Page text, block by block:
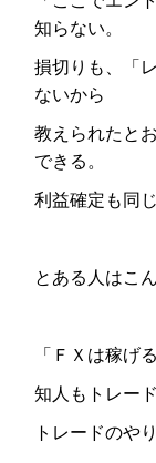
知らない。
損切りも、「
ないから
教えられたと
できる。
利益確定も同じ
とある人はこ
「ＦＸは稼げ
知人もトレー
トレードのや